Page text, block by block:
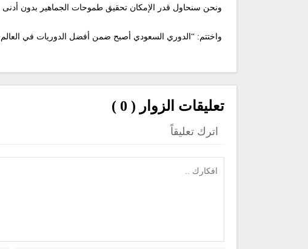
ونحن سنحاول قدر الإمكان تحقيق طموحات الجماهير بدون
واختتم: “الدوري السعودي أصبح ضمن أفضل الدوريات في العالم،
تعليقات الزوار ( 0 )
اترك تعليقاً